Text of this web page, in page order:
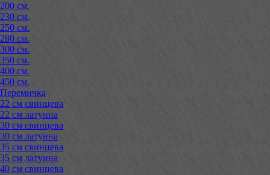
200 см.
230 см.
250 см.
280 см.
300 см.
350 см.
400 см.
450 см.
Перемичка
22 см свинцева
22 см латунна
30 см свинцева
30 см латунна
35 см свинцева
35 см латунна
40 см свинцева